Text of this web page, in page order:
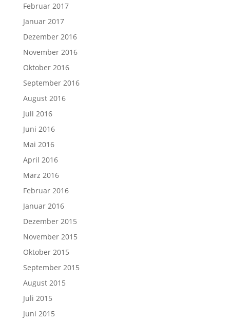
Februar 2017
Januar 2017
Dezember 2016
November 2016
Oktober 2016
September 2016
August 2016
Juli 2016
Juni 2016
Mai 2016
April 2016
März 2016
Februar 2016
Januar 2016
Dezember 2015
November 2015
Oktober 2015
September 2015
August 2015
Juli 2015
Juni 2015